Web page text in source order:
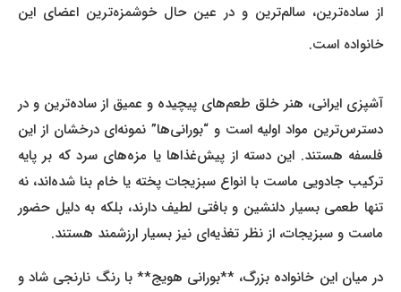
از ساده‌ترین، سالم‌ترین و در عین حال خوشمزه‌ترین اعضای این
خانواده است.
آشپزی ایرانی، هنر خلق طعم‌های پیچیده و عمیق از ساده‌ترین و در
دسترس‌ترین مواد اولیه است و “بورانی‌ها” نمونه‌ای درخشان از این
فلسفه هستند. این دسته از پیش‌غذاها یا مزه‌های سرد که بر پایه
ترکیب جادویی ماست با انواع سبزیجات پخته یا خام بنا شده‌اند، نه
تنها طعمی بسیار دلنشین و بافتی لطیف دارند، بلکه به دلیل حضور
ماست و سبزیجات، از نظر تغذیه‌ای نیز بسیار ارزشمند هستند.
در میان این خانواده بزرگ، **بورانی هویج** با رنگ نارنجی شاد و